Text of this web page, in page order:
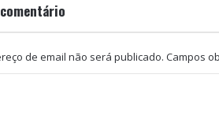
de email não será publicado. Campos